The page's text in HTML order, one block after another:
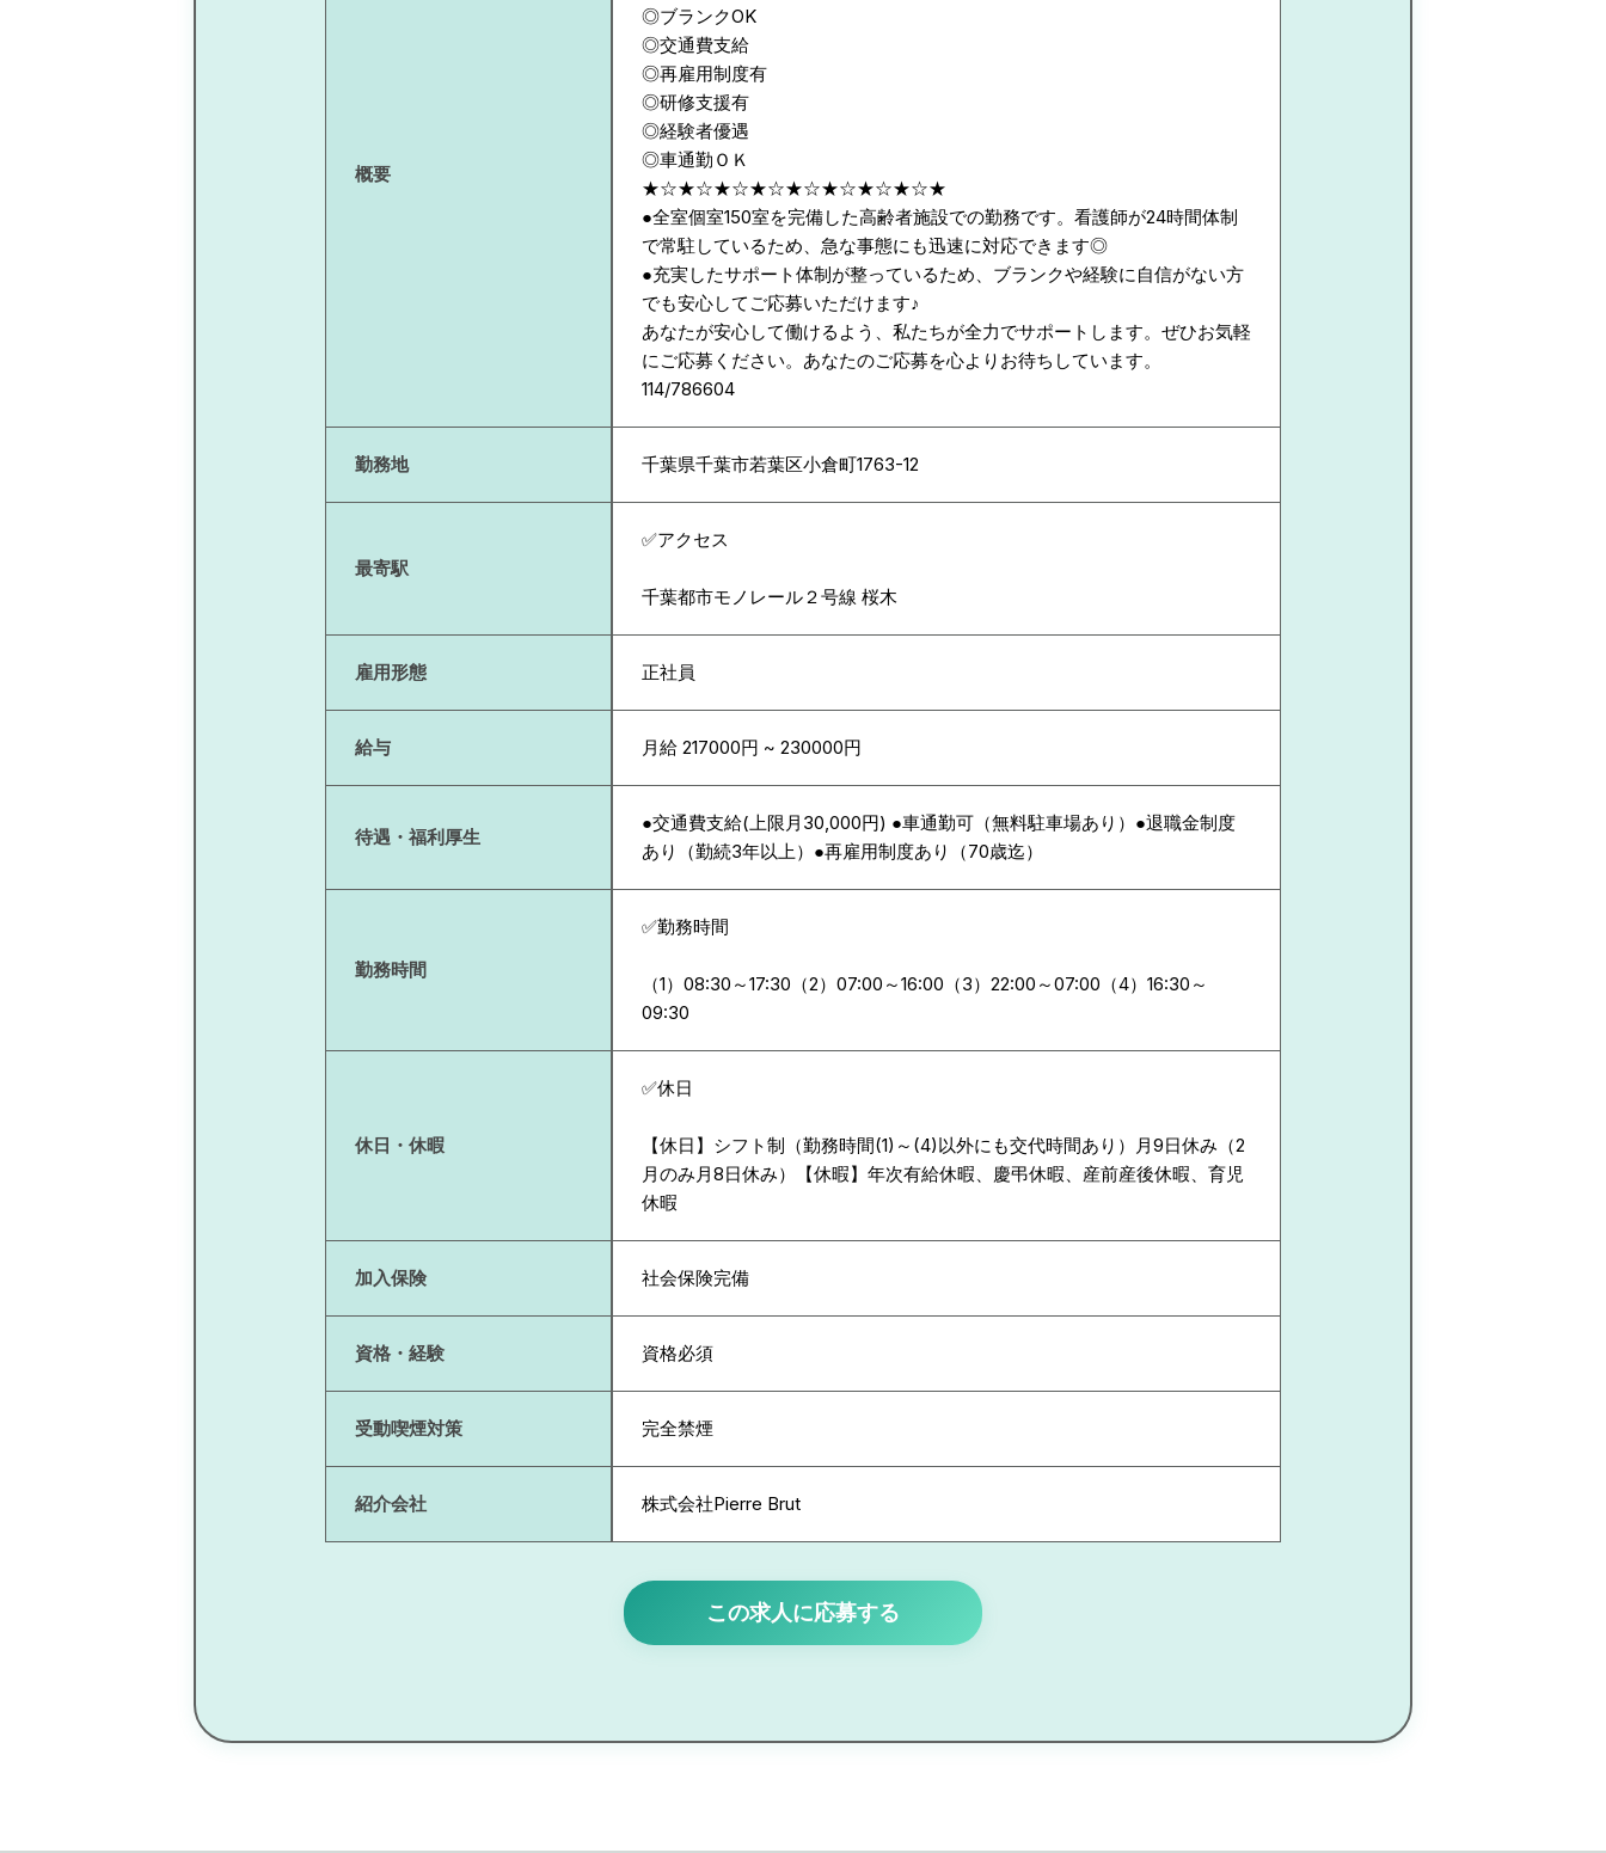
概要
◎ブランクOK
◎交通費支給
◎再雇用制度有
◎研修支援有
◎経験者優遇
◎車通勤ＯＫ
★☆★☆★☆★☆★☆★☆★☆★☆★
●全室個室150室を完備した高齢者施設での勤務です。看護師が24時間体制
で常駐しているため、急な事態にも迅速に対応できます◎
●充実したサポート体制が整っているため、ブランクや経験に自信がない方
でも安心してご応募いただけます♪
あなたが安心して働けるよう、私たちが全力でサポートします。ぜひお気軽
にご応募ください。あなたのご応募を心よりお待ちしています。
114/786604
勤務地 千葉県千葉市若葉区小倉町1763-12
最寄駅
✅アクセス
千葉都市モノレール２号線 桜木
雇用形態 正社員
給与 月給 217000円 ~ 230000円
待遇・福利厚生
●交通費支給(上限月30,000円) ●車通勤可（無料駐車場あり）●退職金制度
あり（勤続3年以上）●再雇用制度あり（70歳迄）
勤務時間
✅勤務時間
（1）08:30～17:30（2）07:00～16:00（3）22:00～07:00（4）16:30～
09:30
休日・休暇
✅休日
【休日】シフト制（勤務時間(1)～(4)以外にも交代時間あり）月9日休み（2
月のみ月8日休み）【休暇】年次有給休暇、慶弔休暇、産前産後休暇、育児
休暇
加入保険 社会保険完備
資格・経験 資格必須
受動喫煙対策 完全禁煙
紹介会社 株式会社Pierre Brut
この求人に応募する